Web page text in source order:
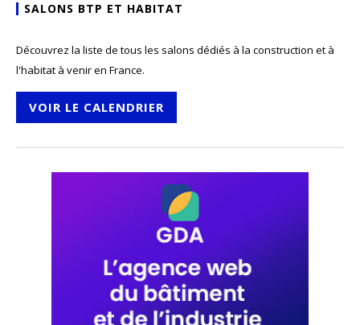
SALONS BTP ET HABITAT
Découvrez la liste de tous les salons dédiés à la construction et à
l'habitat à venir en France.
VOIR LE CALENDRIER